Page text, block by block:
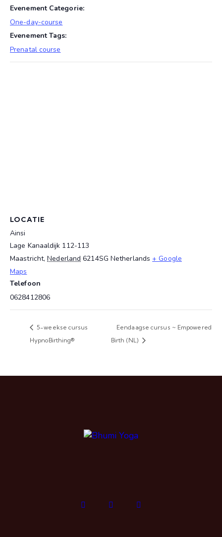
Evenement Categorie:
One-day-course
Evenement Tags:
Prenatal course
LOCATIE
Ainsi
Lage Kanaaldijk 112-113
Maastricht, Nederland 6214SG Netherlands + Google
Maps
Telefoon
0628412806
5-weekse cursus
HypnoBirthing®
Eendaagse cursus ~ Empowered
Birth (NL)